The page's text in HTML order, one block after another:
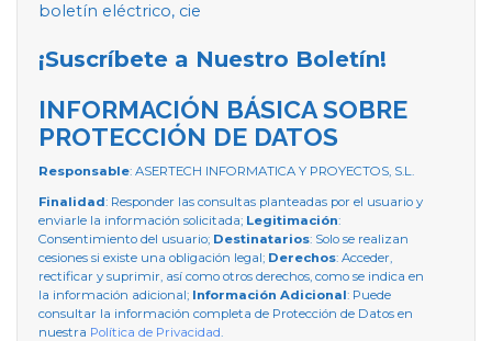
boletín eléctrico, cie
¡Suscríbete a Nuestro Boletín!
INFORMACIÓN BÁSICA SOBRE
PROTECCIÓN DE DATOS
Responsable: ASERTECH INFORMATICA Y PROYECTOS, S.L.
Finalidad: Responder las consultas planteadas por el usuario y
enviarle la información solicitada; Legitimación:
Consentimiento del usuario; Destinatarios: Solo se realizan
cesiones si existe una obligación legal; Derechos: Acceder,
rectificar y suprimir, así como otros derechos, como se indica en
la información adicional; Información Adicional: Puede
consultar la información completa de Protección de Datos en
nuestra Política de Privacidad.